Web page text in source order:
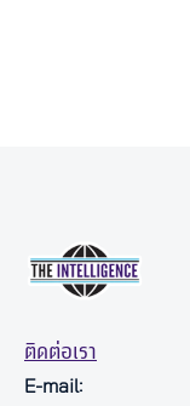
ติดต่อเรา
E-mail: